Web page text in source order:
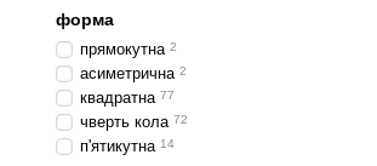
форма
прямокутна 2
асиметрична 2
квадратна 77
чверть кола 72
п'ятикутна 14